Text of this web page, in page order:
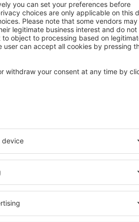
Warehouse Arts
prüfen in Louisiana
Louisiana –